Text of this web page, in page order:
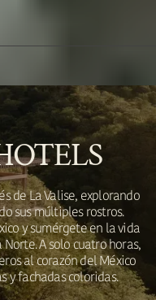
de La Valise, explorando
sus múltiples rostros.
y sumérgete en la vida
A solo cuatro horas,
al corazón del México
y fachadas coloridas.